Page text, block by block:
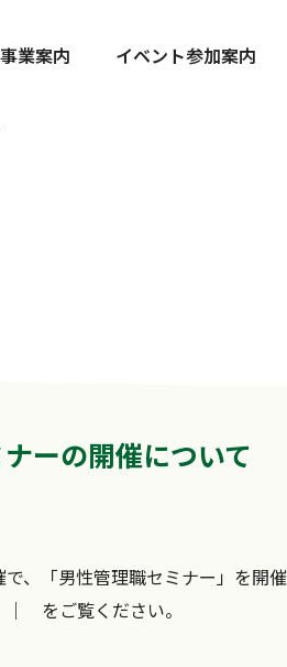
事業案内 イベント参加案内
ーの開催について
、「男性管理職セミナー」を開催
｜ をご覧ください。